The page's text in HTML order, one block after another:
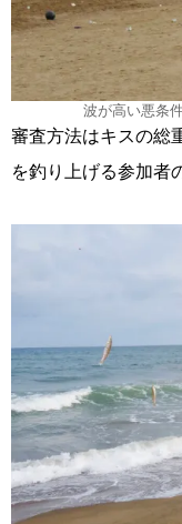
波が高い悪条
審査方法はキスの総
を釣り上げる参加者